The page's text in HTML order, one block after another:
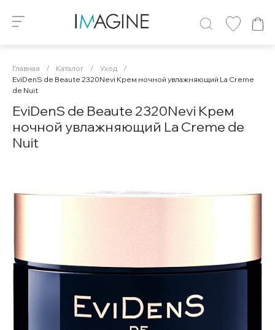
Главная / Каталог / Уход
/
EviDenS de Beaute 2320Nevi Крем ночной увлажняющий La Creme
de Nuit
EviDenS de Beaute 2320Nevi Крем
ночной увлажняющий La Creme de
Nuit